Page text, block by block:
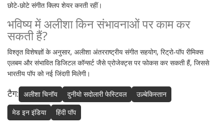
छोटे‑छोटे संगीत क्लिप शेयर करती रहीं।
भविष्य में अलीशा किन संभावनाओं पर काम कर
सकती हैं?
विश्तृत विशेषज्ञों के अनुसार, अलीशा अंतरराष्ट्रीय संगीत सहयोग, रिट्रो‑पॉप रीमिक्स
एलबम और संभावित डिजिटल कॉन्सर्ट जैसे प्रोजेक्ट्स पर फोकस कर सकती हैं, जिससे
भारतीय पॉप को नई जिंदग़ी मिलेगी।
टैग: अलीशा चिनॉय दुनीयो सदोलारी फेस्टिवल
उज़्बेकिस्तान
मेड इन इंडिया
हिंदी पॉप